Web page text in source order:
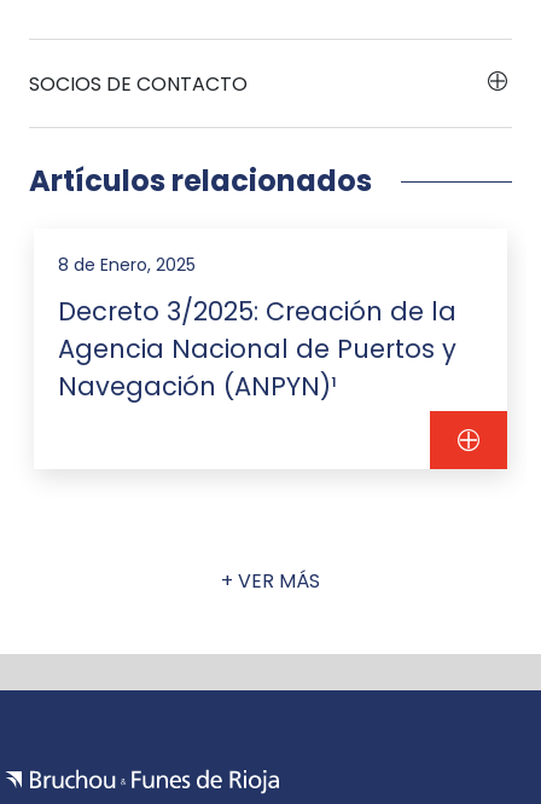
SOCIOS DE CONTACTO
Artículos relacionados
8 de Enero, 2025
Decreto 3/2025: Creación de la
Agencia Nacional de Puertos y
Navegación (ANPYN)¹
+ VER MÁS